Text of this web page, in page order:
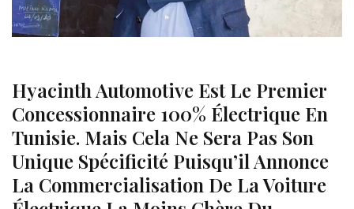
Hyacinth Automotive Est Le Premier
Concessionnaire 100% Électrique En
Tunisie. Mais Cela Ne Sera Pas Son
Unique Spécificité Puisqu’il Annonce
La Commercialisation De La Voiture